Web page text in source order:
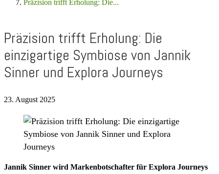
Präzision trifft Erholung: Die...
Präzision trifft Erholung: Die
einzigartige Symbiose von Jannik
Sinner und Explora Journeys
23. August 2025
Jannik Sinner wird Markenbotschafter für Explora Journeys